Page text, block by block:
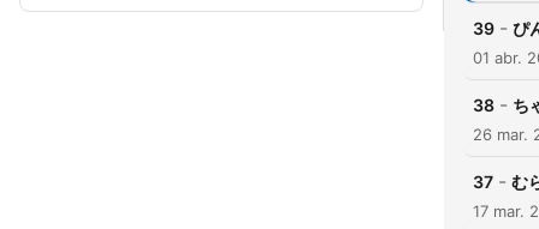
39 - ぴ
01 abr.
38 - ち
26 mar.
37 - む
17 mar.